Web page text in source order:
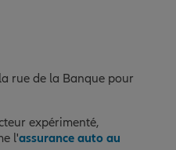
rue de la Banque pour
expérimenté,
l'assurance auto au